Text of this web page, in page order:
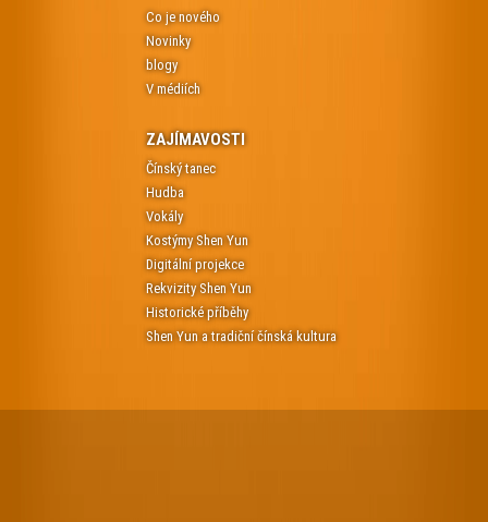
Co je nového
Novinky
blogy
V médiích
ZAJÍMAVOSTI
Čínský tanec
Hudba
Vokály
Kostýmy Shen Yun
Digitální projekce
Rekvizity Shen Yun
Historické příběhy
Shen Yun a tradiční čínská kultura